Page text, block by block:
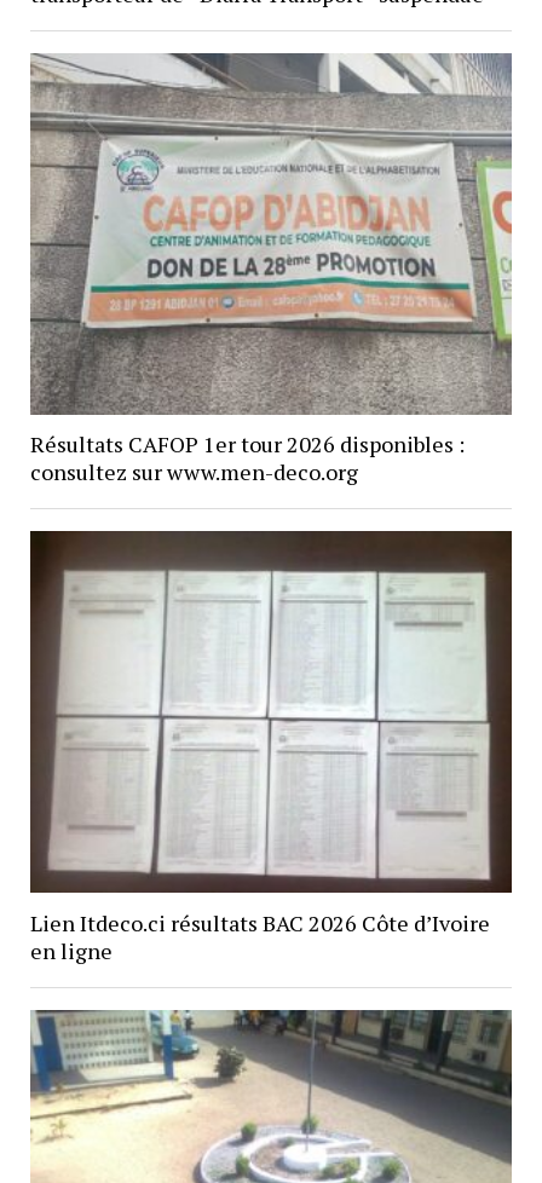
Résultats CAFOP 1er tour 2026 disponibles :
consultez sur www.men-deco.org
Lien Itdeco.ci résultats BAC 2026 Côte d’Ivoire
en ligne